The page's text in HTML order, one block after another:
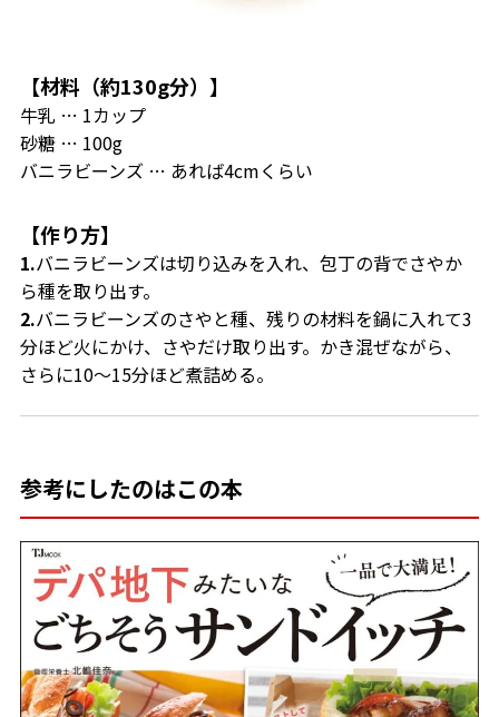
【材料（約130g分）】
牛乳 … 1カップ
砂糖 … 100g
バニラビーンズ … あれば4cmくらい
【作り方】
1.バニラビーンズは切り込みを入れ、包丁の背でさやか
ら種を取り出す。
2.バニラビーンズのさやと種、残りの材料を鍋に入れて3
分ほど火にかけ、さやだけ取り出す。かき混ぜながら、
さらに10～15分ほど煮詰める。
参考にしたのはこの本